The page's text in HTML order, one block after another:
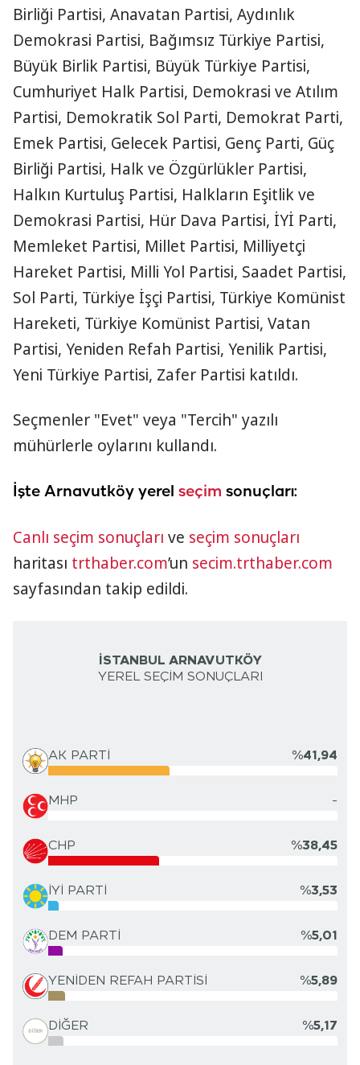
Birliği Partisi, Anavatan Partisi, Aydınlık
Demokrasi Partisi, Bağımsız Türkiye Partisi,
Büyük Birlik Partisi, Büyük Türkiye Partisi,
Cumhuriyet Halk Partisi, Demokrasi ve Atılım
Partisi, Demokratik Sol Parti, Demokrat Parti,
Emek Partisi, Gelecek Partisi, Genç Parti, Güç
Birliği Partisi, Halk ve Özgürlükler Partisi,
Halkın Kurtuluş Partisi, Halkların Eşitlik ve
Demokrasi Partisi, Hür Dava Partisi, İYİ Parti,
Memleket Partisi, Millet Partisi, Milliyetçi
Hareket Partisi, Milli Yol Partisi, Saadet Partisi,
Sol Parti, Türkiye İşçi Partisi, Türkiye Komünist
Hareketi, Türkiye Komünist Partisi, Vatan
Partisi, Yeniden Refah Partisi, Yenilik Partisi,
Yeni Türkiye Partisi, Zafer Partisi katıldı.
Seçmenler "Evet" veya "Tercih" yazılı
mühürlerle oylarını kullandı.
İşte Arnavutköy yerel seçim sonuçları:
Canlı seçim sonuçları ve seçim sonuçları
haritası trthaber.com’un secim.trthaber.com
sayfasından takip edildi.